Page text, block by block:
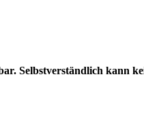
Selbstverständlich kann